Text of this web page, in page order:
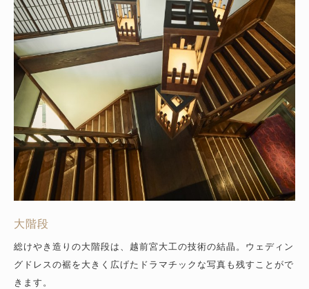
大階段
総けやき造りの大階段は、越前宮大工の技術の結晶。ウェディン
グドレスの裾を大きく広げたドラマチックな写真も残すことがで
きます。